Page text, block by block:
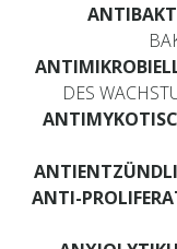
DES
ANTI-